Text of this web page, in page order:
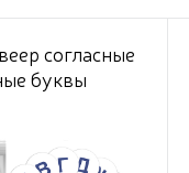
согласные
буквы